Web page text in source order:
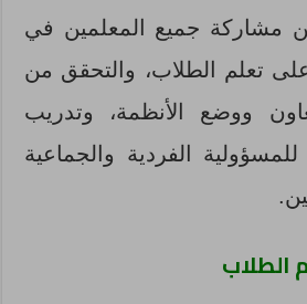
مشاركة جميع المعلمين في
تعلم الطلاب، والتحقق من
ووضع الأنظمة، وتدريب
للمسؤولية الفردية والجماعية
الطلاب